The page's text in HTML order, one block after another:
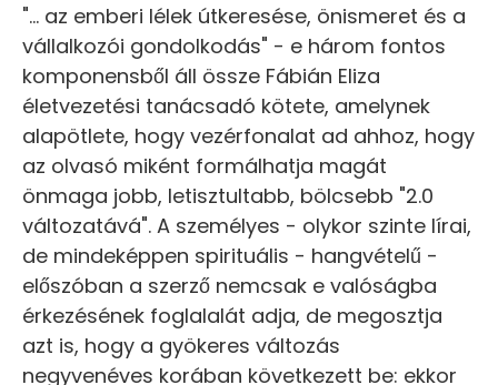
"... az emberi lélek útkeresése, önismeret és a
vállalkozói gondolkodás" - e három fontos
komponensből áll össze Fábián Eliza
életvezetési tanácsadó kötete, amelynek
alapötlete, hogy vezérfonalat ad ahhoz, hogy
az olvasó miként formálhatja magát
önmaga jobb, letisztultabb, bölcsebb "2.0
változatává". A személyes - olykor szinte lírai,
de mindeképpen spirituális - hangvételű -
előszóban a szerző nemcsak e valóságba
érkezésének foglalalát adja, de megosztja
azt is, hogy a gyökeres változás
negyvenéves korában következett be: ekkor